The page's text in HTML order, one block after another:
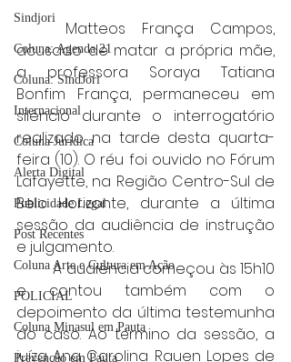
Sindjori
Coluna: Agenda 21
Coluna: SindJori
Internacional
Coluna Jurídica
Alerta Digital
Publicidade Legal
Post Recentes
Coluna Arte e Cultura em Ação
POLICIAL
Coluna Minasul em Pauta
Prevenção em Pauta
	Matteos França Campos,
acusado de matar a própria mãe,
a professora Soraya Tatiana
Bonfim França, permaneceu em
silêncio durante o interrogatório
realizado na tarde desta quarta-
feira (10). O réu foi ouvido no Fórum
Lafayette, na Região Centro-Sul de
Belo Horizonte, durante a última
sessão da audiência de instrução
e julgamento.
	A audiência começou às 15h10
e contou também com o
depoimento da última testemunha
do caso. Ao término da sessão, a
juíza Ana Carolina Rauen Lopes de